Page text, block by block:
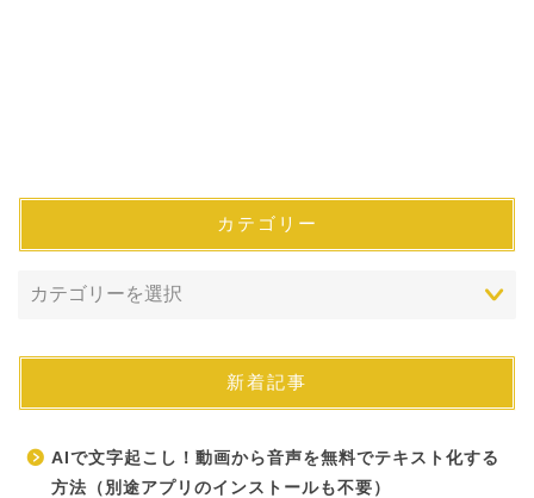
カテゴリー
新着記事
AIで文字起こし！動画から音声を無料でテキスト化する
方法（別途アプリのインストールも不要）